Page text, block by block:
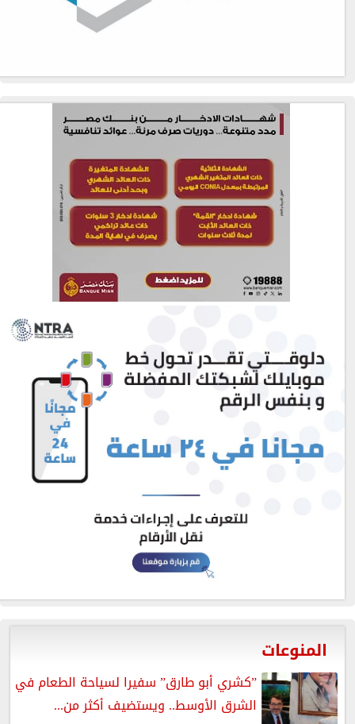
المنوعات
”كشري أبو طارق” سفيرا لسياحة الطعام في
الشرق الأوسط.. ويستضيف أكثر من...